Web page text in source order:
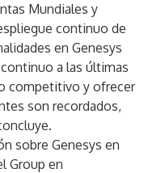
Mundiales y
continuo de
en Genesys
a las últimas
competitivo y ofrecer
son recordados,
sobre Genesys en
Group en